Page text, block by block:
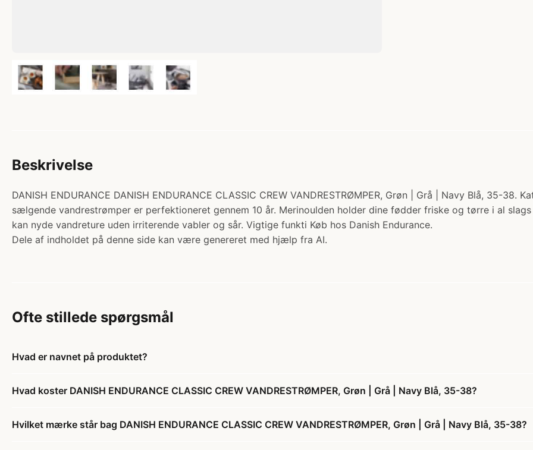
Beskrivelse
DANISH ENDURANCE DANISH ENDURANCE CLASSIC CREW VANDRESTRØMPER, Grøn | Grå | Navy Blå, 35-
sælgende vandrestrømper er perfektioneret gennem 10 år. Merinoulden holder dine fødder friske og tørre i al
kan nyde vandreture uden irriterende vabler og sår. Vigtige funkti Køb hos Danish Endurance.
Dele af indholdet på denne side kan være genereret med hjælp fra AI.
Ofte stillede spørgsmål
Hvad er navnet på produktet?
Hvad koster DANISH ENDURANCE CLASSIC CREW VANDRESTRØMPER, Grøn | Grå | Navy Blå, 35-38?
Hvilket mærke står bag DANISH ENDURANCE CLASSIC CREW VANDRESTRØMPER, Grøn | Grå | Navy Blå, 35-38?